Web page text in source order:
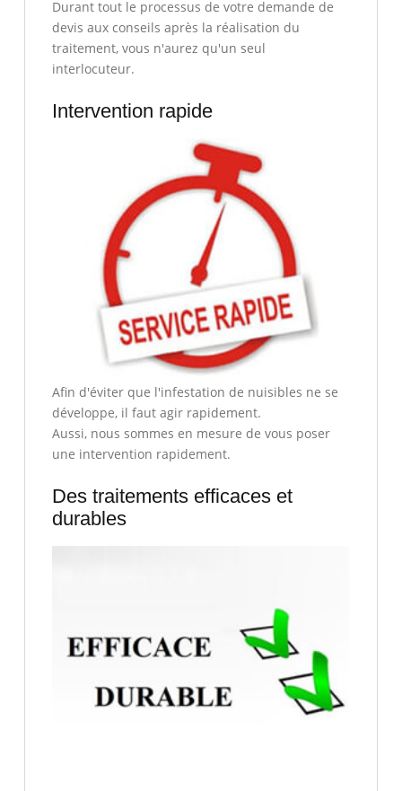
Durant tout le processus de votre demande de
devis aux conseils après la réalisation du
traitement, vous n'aurez qu'un seul
interlocuteur.
Intervention rapide
Afin d'éviter que l'infestation de nuisibles ne se
développe, il faut agir rapidement.
Aussi, nous sommes en mesure de vous poser
une intervention rapidement.
Des traitements efficaces et
durables